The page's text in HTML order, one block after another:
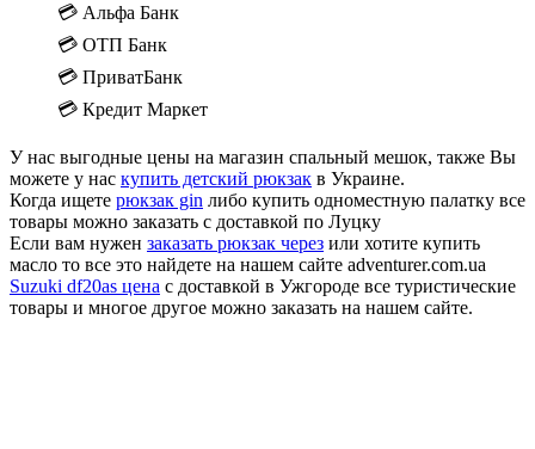
💳 Альфа Банк
💳 ОТП Банк
💳 ПриватБанк
💳 Кредит Маркет
У нас выгодные цены на магазин спальный мешок, также Вы
можете у нас купить детский рюкзак в Украине.
Когда ищете рюкзак gin либо купить одноместную палатку все
товары можно заказать с доставкой по Луцку
Если вам нужен заказать рюкзак через или хотите купить
масло то все это найдете на нашем сайте adventurer.com.ua
Suzuki df20as цена с доставкой в Ужгороде все туристические
товары и многое другое можно заказать на нашем сайте.